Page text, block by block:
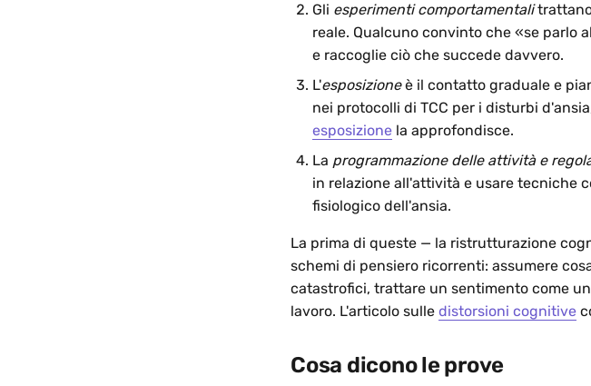
Gli esperimenti comportamentalitrattano
reale. Qualcuno convinto che «se parlo
e raccoglie ciò che succede davvero.
L'esposizioneè il contatto graduale e
nei protocolli di TCC per i disturbi
esposizione la approfondisce.
La programmazione delle attività e
in relazione all'attività e usare tecniche
fisiologico dell'ansia.
La prima di queste — la ristrutturazione
schemi di pensiero ricorrenti: assumere
catastrofici, trattare un sentimento come
lavoro. L'articolo sulle distorsioni cognitive
Cosa dicono le prove